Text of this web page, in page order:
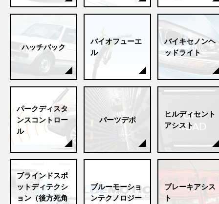
ハッチバック
バイオフューエ
ル
バイキセノンヘ
ッドライト
パークディスタ
ンスコントロー
ル
パーツデポ
ヒルディセント
アシスト
ブラインドスポ
ットディテクシ
ョン（後方死角
ブルーモーショ
ンテクノロジー
ブレーキアシス
ト